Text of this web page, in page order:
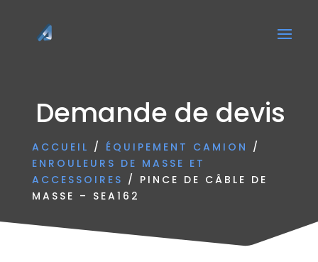
Demande de devis
ACCUEIL / ÉQUIPEMENT CAMION /
ENROULEURS DE MASSE ET
ACCESSOIRES / PINCE DE CÂBLE DE
MASSE – SEA162